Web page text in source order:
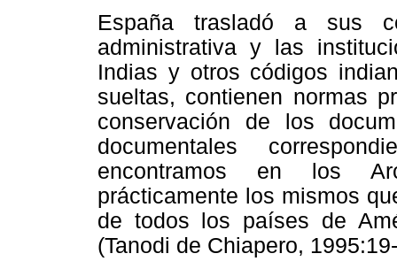
España trasladó a sus
administrativa y las
Indias y otros códigos
sueltas, contienen normas
conservación de los
documentales
encontramos en los
prácticamente los mismos
de todos los países de
(Tanodi de Chiapero,